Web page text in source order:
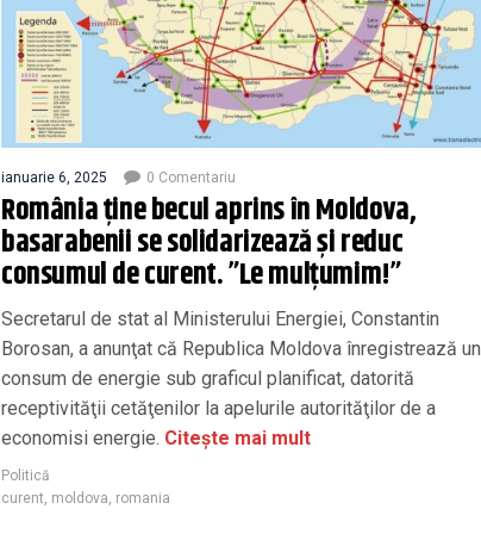
ianuarie 6, 2025 0 Comentariu
România ține becul aprins în Moldova,
basarabenii se solidarizează și reduc
consumul de curent. ”Le mulțumim!”
Secretarul de stat al Ministerului Energiei, Constantin
Borosan, a anunţat că Republica Moldova înregistrează un
consum de energie sub graficul planificat, datorită
receptivităţii cetăţenilor la apelurile autorităţilor de a
economisi energie. Citește mai mult
Politică
curent moldova romania